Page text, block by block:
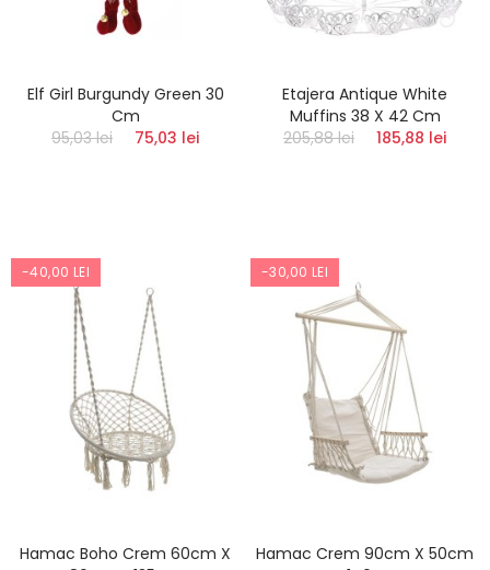
Elf Girl Burgundy Green 30
Cm
95,03 lei
75,03 lei
Etajera Antique White
Muffins 38 X 42 Cm
205,88 lei
185,88 lei
-40,00 LEI
Hamac Boho Crem 60cm X
-30,00 LEI
Hamac Crem 90cm X 50cm